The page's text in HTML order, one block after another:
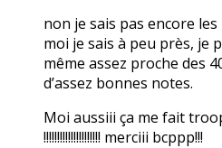
non je sais pas encore
moi je sais à peu près, je
même assez proche des
d’assez bonnes notes.
Moi aussiii ça me fait
!!!!!!!!!!!!!!!!!!!!! merciii bcppp!!!